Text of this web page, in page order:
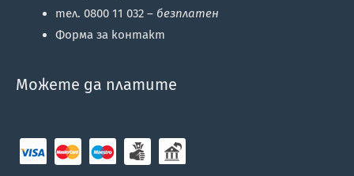
тел. 0800 11 032 – безплатен
Форма за контакт
Можете да платите